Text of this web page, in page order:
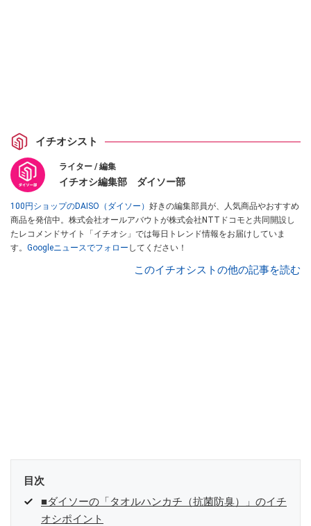
イチオシスト
ライター / 編集
イチオシ編集部 ダイソー部
100円ショップのDAISO（ダイソー） 好きの編集部員が、人気商品やおすすめ
商品を発信中。株式会社オールアバウトが株式会社NTTドコモと共同開設し
たレコメンドサイト「イチオシ」では毎日トレンド情報をお届けしていま
す。 Googleニュースでフォロー してください！
このイチオシストの他の記事を読む
目次
■ダイソーの「タオルハンカチ（抗菌防臭）」のイチ
オシポイント